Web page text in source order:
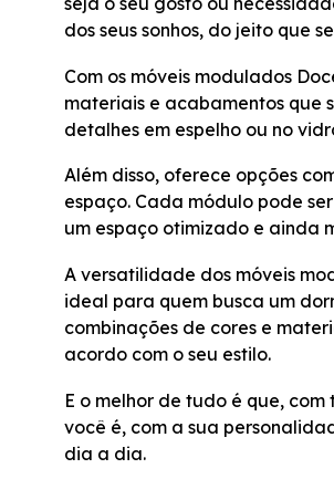
dos seus sonhos, do jeito que
Com os móveis modulados
materiais e acabamentos que
detalhes em espelho ou no
Além disso, oferece opções
espaço. Cada módulo pode
um espaço otimizado e ainda
A versatilidade dos móveis
ideal para quem busca um
combinações de cores e
acordo com o seu estilo.
E o melhor de tudo é que,
você é, com a sua
dia a dia.